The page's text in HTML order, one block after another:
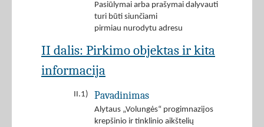
Pasiūlymai arba prašymai dalyvauti
turi būti siunčiami
pirmiau nurodytu adresu
II dalis: Pirkimo objektas ir kita
informacija
II.1) Pavadinimas
Alytaus „Volungės“ progimnazijos
krepšinio ir tinklinio aikštelių